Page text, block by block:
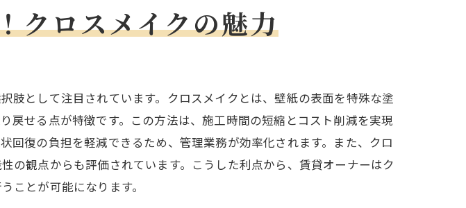
スメイクの効果
るクロスメイク施策
競争力を高める方法
とクロスメイクの役割
れる理由とその未来
要の背景
その将来性
クのマーケットポテンシャル
クロスメイクの魅力
肢として注目されています。クロスメイクとは、壁紙の表面を特殊な塗
戻せる点が特徴です。この方法は、施工時間の短縮とコスト削減を実現
回復の負担を軽減できるため、管理業務が効率化されます。また、クロ
の観点からも評価されています。こうした利点から、賃貸オーナーはク
ことが可能になります。